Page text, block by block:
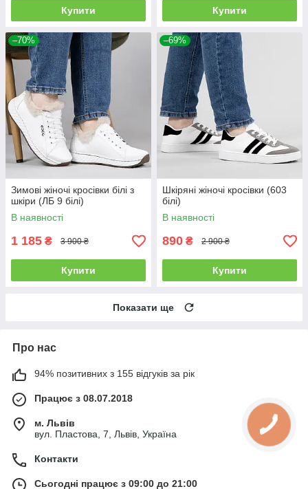
Купити Купити
–70%
Зимові жіночі кросівки білі з
шкіри (ЛБ 9 білі)
В наявності
1 185 ₴ 3 900 ₴
Купити
–69%
Шкіряні жіночі кросівки (603
білі)
В наявності
890 ₴ 2 900 ₴
Купити
Показати ще
Про нас
94% позитивних з 155 відгуків за рік
Працює з 08.07.2018
м. Львів
вул. Пластова, 7, Львів, Україна
Контакти
Сьогодні працює з 09:00 до 21:00